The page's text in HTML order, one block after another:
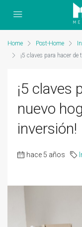
Home Post-Home
¡5 claves para hacer
¡5 claves
nuevo
inversión!
hace 5 años